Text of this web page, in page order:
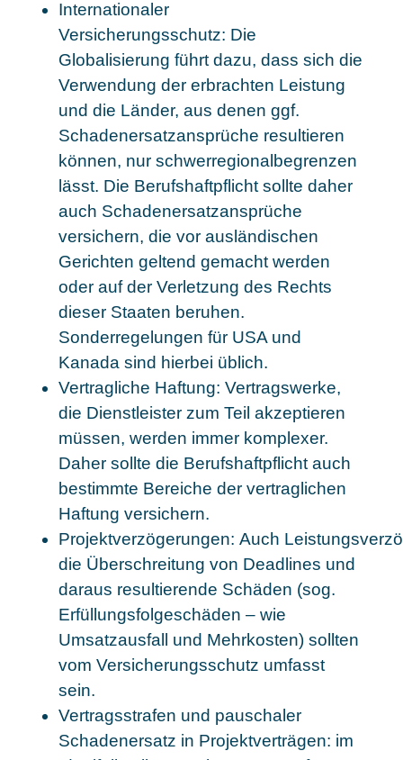
Internationaler
Versicherungsschutz: Die
Globalisierung führt dazu, dass sich die
Verwendung der erbrachten Leistung
und die Länder, aus denen ggf.
Schadenersatzansprüche resultieren
können, nur schwerregionalbegrenzen
lässt. Die Berufshaftpflicht sollte daher
auch Schadenersatzansprüche
versichern, die vor ausländischen
Gerichten geltend gemacht werden
oder auf der Verletzung des Rechts
dieser Staaten beruhen.
Sonderregelungen für USA und
Kanada sind hierbei üblich.
Vertragliche Haftung: Vertragswerke,
die Dienstleister zum Teil akzeptieren
müssen, werden immer komplexer.
Daher sollte die Berufshaftpflicht auch
bestimmte Bereiche der vertraglichen
Haftung versichern.
Projektverzögerungen: Auch
die Überschreitung von Deadlines und
daraus resultierende Schäden (sog.
Erfüllungsfolgeschäden – wie
Umsatzausfall und Mehrkosten) sollten
vom Versicherungsschutz umfasst
sein.
Vertragsstrafen und pauschaler
Schadenersatz in Projektverträgen: im